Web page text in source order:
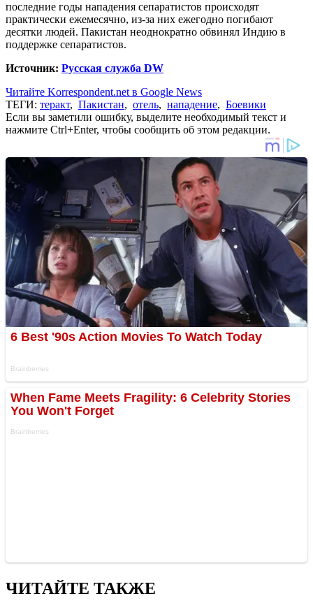
последние годы нападения сепаратистов происходят
практически ежемесячно, из-за них ежегодно погибают
десятки людей. Пакистан неоднократно обвинял Индию в
поддержке сепаратистов.
Источник: Русская служба DW
Читайте Korrespondent.net в Google News
ТЕГИ: теракт, Пакистан, отель, нападение, Боевики
Если вы заметили ошибку, выделите необходимый текст и
нажмите Ctrl+Enter, чтобы сообщить об этом редакции.
ЧИТАЙТЕ ТАКЖЕ